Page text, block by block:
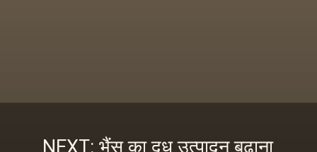
NEXT: भैंस का दूध उत्पादन बढ़ाना